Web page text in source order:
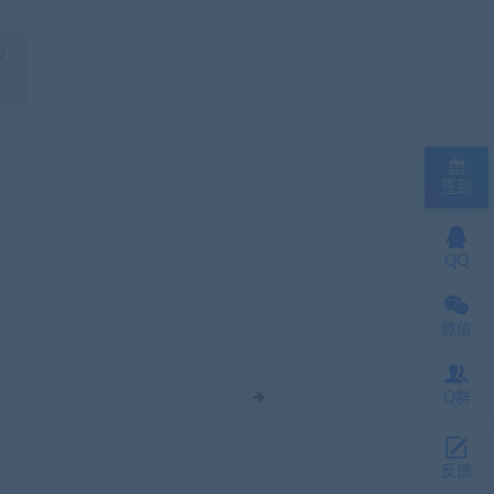
QQ
微信
Q群
反馈